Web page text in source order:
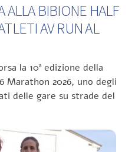
ALLA BIBIONE HALF
AV RUN AL
la 10ª edizione della
Marathon 2026, uno degli
delle gare su strade del